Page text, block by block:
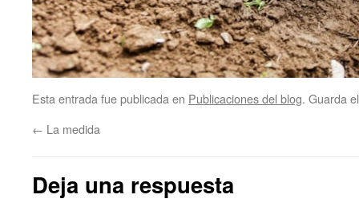
Esta entrada fue publicada en Publicaciones del blog. Guarda
← La medida
Deja una respuesta